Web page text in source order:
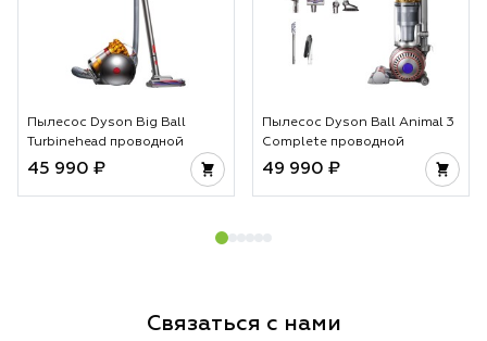
Пылесос Dyson Big Ball
Turbinehead проводной
45 990 ₽
Пылесос Dyson Ball Animal 3
Complete проводной
49 990 ₽
Связаться с нами